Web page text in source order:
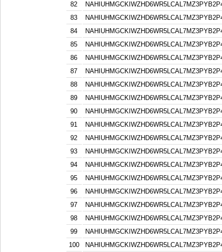
82
83
84
85
86
87
88
89
90
91
92
93
94
95
96
97
98
99
100